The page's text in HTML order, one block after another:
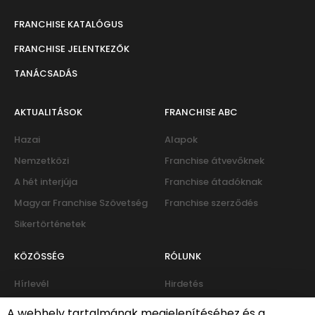
FRANCHISE KATALÓGUS
FRANCHISE JELENTKEZŐK
TANÁCSADÁS
AKTUALITÁSOK
Hazai
Nemzetközi
A hét interjúja
Magyar Franchise Szövetség
Sikertörténetek
FRANCHISE ABC
Alapok
Franchise átvevőknek
Franchise átadóknak
Franchise szerződés
KÖZÖSSÉG
Hírlevél
RÓLUNK
Hirdetés